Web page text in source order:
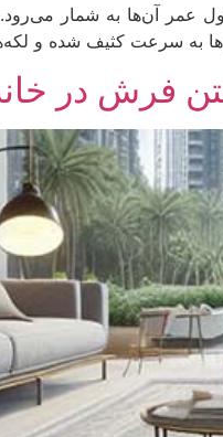
عمر آن‌ها به شمار
به سرعت کثیف شده و